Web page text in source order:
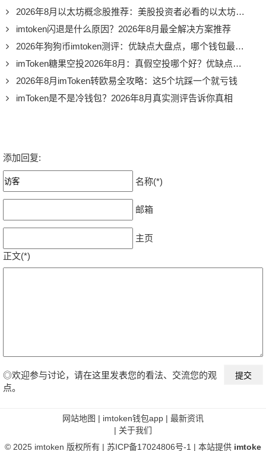
2026年8月以太坊概念股推荐：美股投资者必看的以太坊投资榜单
imtoken闪退是什么原因？2026年8月最全解决方案推荐
2026年狗狗币imtoken测评：优缺点大盘点，哪个钱包最值得买？
imToken糖果空投2026年8月：真假空投哪个好？优缺点全推荐
2026年8月imToken转欧易全攻略：这5个坑踩一个就亏钱
imToken是不是冷钱包？2026年8月真实测评告诉你真相
添加回复:
名称(*)
邮箱
主页
正文(*)
◎欢迎参与讨论，请在这里发表您的看法、交流您的观
点。
网站地图 | imtoken钱包app | 最新资讯
| 关于我们
© 2025 imtoken 版权所有 | 苏ICP备17024806号-1 | 本站提供 imtoke